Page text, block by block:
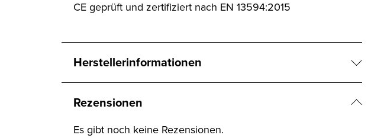
CE geprüft und zertifiziert nach EN 13594:2015
Herstellerinformationen
Rezensionen
Es gibt noch keine Rezensionen.